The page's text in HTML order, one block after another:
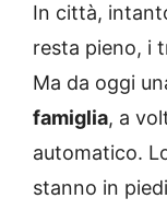
In città,
resta pieno, i
Ma da oggi
famiglia, a
automatico.
stanno in